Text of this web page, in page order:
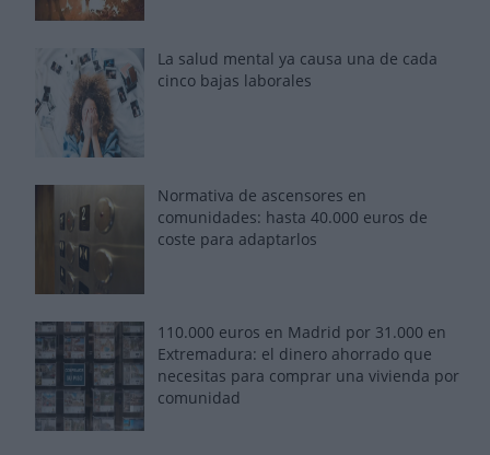
La salud mental ya causa una de cada
cinco bajas laborales
Normativa de ascensores en
comunidades: hasta 40.000 euros de
coste para adaptarlos
110.000 euros en Madrid por 31.000 en
Extremadura: el dinero ahorrado que
necesitas para comprar una vivienda por
comunidad